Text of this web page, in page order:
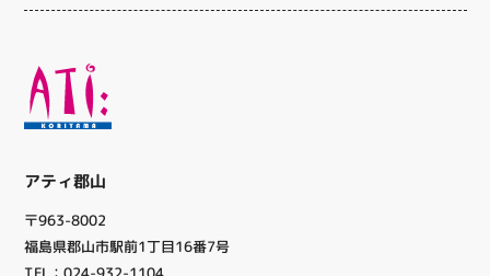
アティ郡山
〒963-8002
福島県郡山市駅前1丁目16番7号